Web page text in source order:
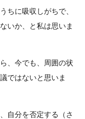
ちに吸収しがちで、
いか、と私は思いま
、今でも、周囲の状
ではないと思いま
自分を否定する（さ